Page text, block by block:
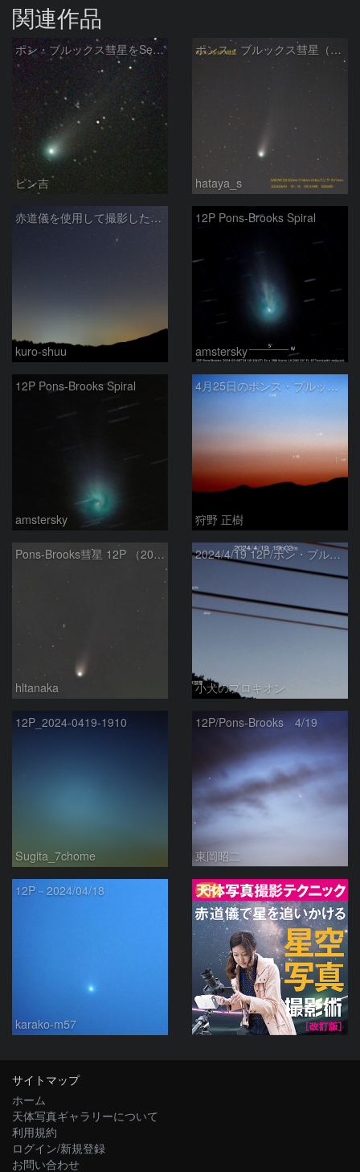
関連作品
ポン・ブルックス彗星をSeeStar S50で撮影画像を再処理
ピン吉
ポンス・ブルックス彗星（12P/Pons-Brooks）2024/04/01
hataya_s
赤道儀を使用して撮影した画像のSequatorによるコンポジット結果
kuro-shuu
12P Pons-Brooks Spiral
amstersky
12P Pons-Brooks Spiral
amstersky
4月25日のポンス・ブルックス彗星(12P)
狩野 正樹
Pons-Brooks彗星 12P （2024/04/08） 米国テキサス州
hltanaka
2024/4/19 12P/ポン・ブルックス彗星・木星・天王星
小犬のプロキオン
12P_2024-0419-1910
Sugita_7chome
12P/Pons-Brooks 4/19
東岡昭二
12P－2024/04/18
karako-m57
PR
サイトマップ
ホーム
天体写真ギャラリーについて
利用規約
ログイン/新規登録
お問い合わせ